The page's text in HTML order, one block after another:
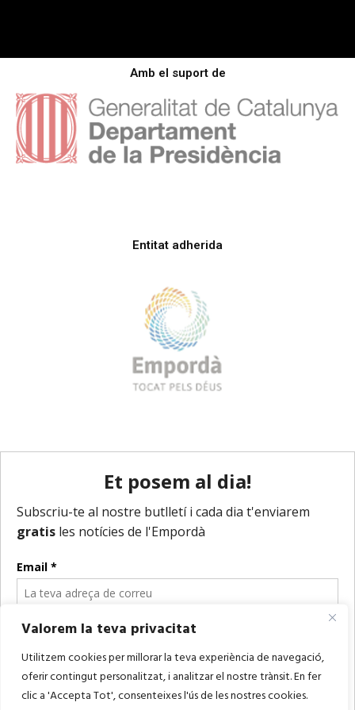
Valorem la teva privacitat
Utilitzem cookies per millorar la teva experiència de navegació,
oferir contingut personalitzat, i analitzar el nostre trànsit. En fer
clic a 'Accepta Tot', consenteixes l'ús de les nostres cookies.
Amb el suport de
Entitat adherida